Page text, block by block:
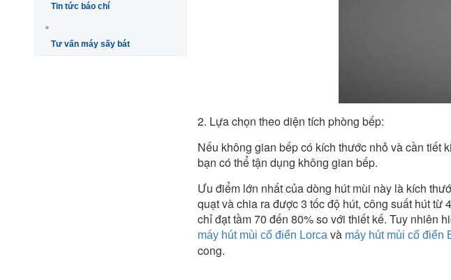
Tin tức báo chí
Tư vấn máy sấy bát
2. Lựa chọn theo diện tích phòng bếp:
Nếu không gian bếp có kích thước nhỏ và cần tiết
bạn có thể tận dụng không gian bếp.
Ưu điểm lớn nhất của dòng hút mùi này là kích
quạt và chia ra được 3 tốc độ hút, công suất hút
chỉ đạt tầm 70 đến 80% so với thiết kế. Tuy nhiên
máy hút mùi cổ điển Lorcavà máy hút mùi cổ điển
cong.